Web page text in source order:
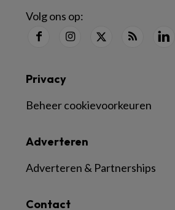
Volg ons op:
Contact
Adverteren
Adverteren & Partnerships
Privacy
Beheer cookievoorkeuren